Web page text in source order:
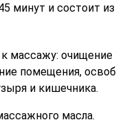
минут и состоит
массажу: очищение
помещения,
и кишечника.
масла.